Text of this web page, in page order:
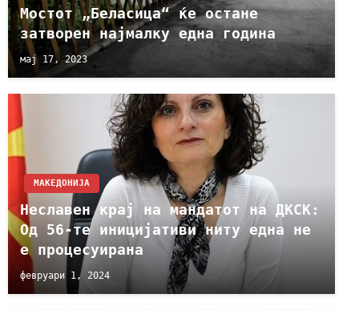
Мостот „Беласица“ ќе остане
затворен најмалку една година
мај 17, 2023
МАКЕДОНИЈА
Неславен крај на мандатот на ДКСК:
Од 56-те иницијативи ниту една не
е процесуирана
февруари 1, 2024